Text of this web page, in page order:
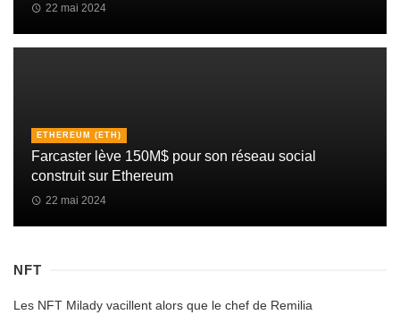
22 mai 2024
ETHEREUM (ETH)
Farcaster lève 150M$ pour son réseau social
construit sur Ethereum
22 mai 2024
NFT
Les NFT Milady vacillent alors que le chef de Remilia